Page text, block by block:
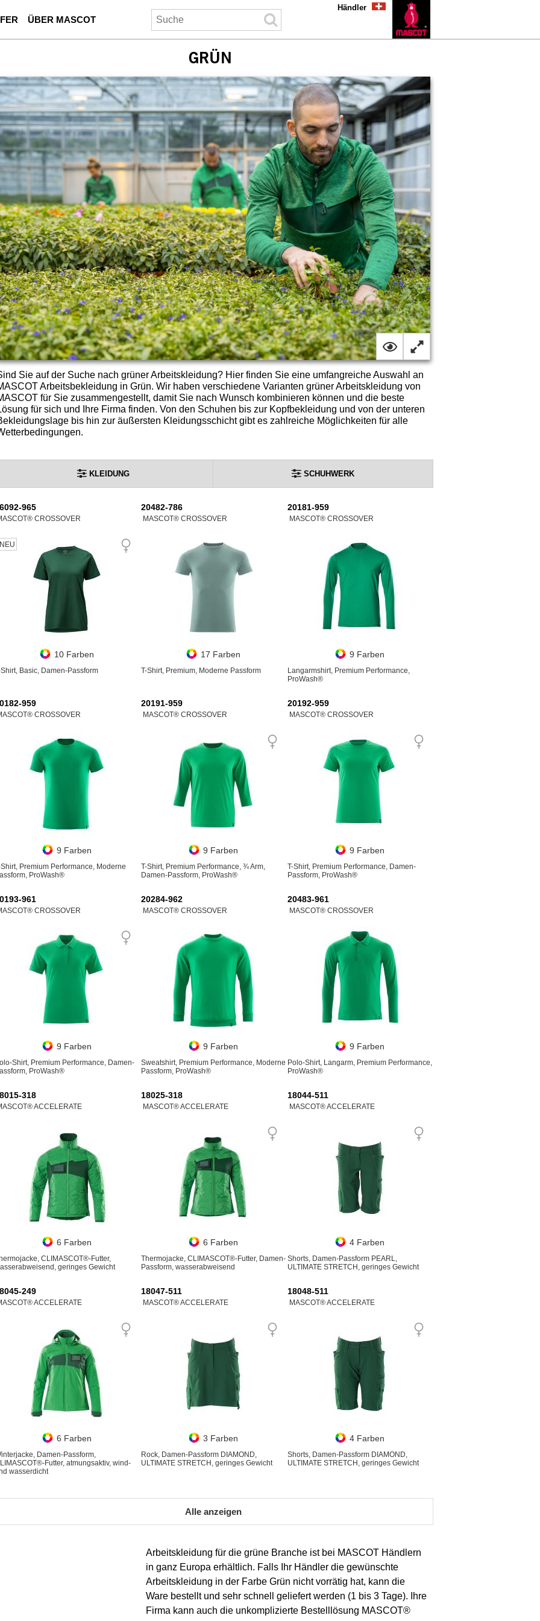
ÜBER MASCOT
Händler
GRÜN
Sie auf der Suche nach grüner Arbeitskleidung? Hier finden Sie eine umfangreiche Auswahl an
Arbeitsbekleidung in Grün. Wir haben verschiedene Varianten grüner Arbeitskleidung von
für Sie zusammengestellt, damit Sie nach Wunsch kombinieren können und die beste
für sich und Ihre Firma finden. Von den Schuhen bis zur Kopfbekleidung und von der unteren
bis hin zur äußersten Kleidungsschicht gibt es zahlreiche Möglichkeiten für alle
KLEIDUNG SCHUHWERK
965
CROSSOVER
NEU
10 Farben
Shirt, Basic, Damen-Passform
20482-786
MASCOT® CROSSOVER
17 Farben
T-Shirt, Premium, Moderne Passform
20181-959
MASCOT® CROSSOVER
9 Farben
Langarmshirt, Premium Performance,
ProWash®
959
CROSSOVER
9 Farben
Shirt, Premium Performance, Moderne
ProWash®
20191-959
MASCOT® CROSSOVER
9 Farben
T-Shirt, Premium Performance, ¾ Arm,
Damen-Passform, ProWash®
20192-959
MASCOT® CROSSOVER
9 Farben
T-Shirt, Premium Performance, Damen-
Passform, ProWash®
961
CROSSOVER
9 Farben
Shirt, Premium Performance, Damen-
ProWash®
20284-962
MASCOT® CROSSOVER
9 Farben
Sweatshirt, Premium Performance, Moderne
Passform, ProWash®
20483-961
MASCOT® CROSSOVER
9 Farben
Polo-Shirt, Langarm, Premium Performance,
ProWash®
318
ACCELERATE
6 Farben
CLIMASCOT®-Futter,
geringes Gewicht
18025-318
MASCOT® ACCELERATE
6 Farben
Thermojacke, CLIMASCOT®-Futter, Damen-
Passform, wasserabweisend
18044-511
MASCOT® ACCELERATE
4 Farben
Shorts, Damen-Passform PEARL,
ULTIMATE STRETCH, geringes Gewicht
249
ACCELERATE
6 Farben
Damen-Passform,
Futter, atmungsaktiv, wind-
wasserdicht
18047-511
MASCOT® ACCELERATE
3 Farben
Rock, Damen-Passform DIAMOND,
ULTIMATE STRETCH, geringes Gewicht
18048-511
MASCOT® ACCELERATE
4 Farben
Shorts, Damen-Passform DIAMOND,
ULTIMATE STRETCH, geringes Gewicht
Alle anzeigen
Arbeitskleidung für die grüne Branche ist bei MASCOT Händlern
in ganz Europa erhältlich. Falls Ihr Händler die gewünschte
Arbeitskleidung in der Farbe Grün nicht vorrätig hat, kann die
Ware bestellt und sehr schnell geliefert werden (1 bis 3 Tage). Ihre
Firma kann auch die unkomplizierte Bestelllösung MASCOT®